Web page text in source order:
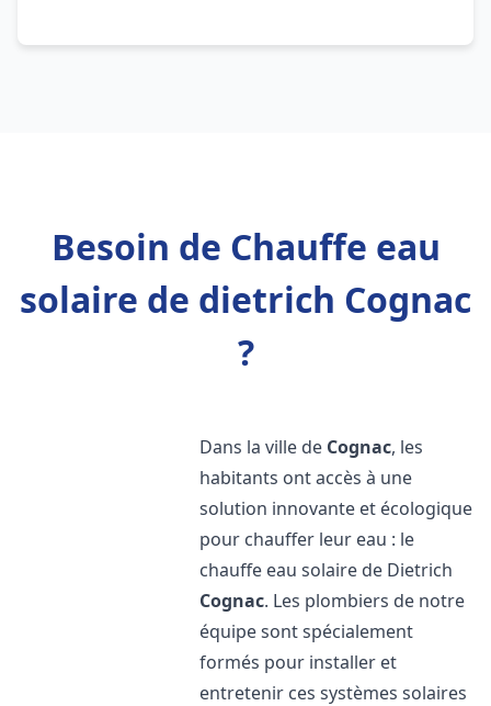
Besoin de Chauffe eau
solaire de dietrich Cognac
?
Dans la ville de Cognac, les
habitants ont accès à une
solution innovante et écologique
pour chauffer leur eau : le
chauffe eau solaire de Dietrich
Cognac. Les plombiers de notre
équipe sont spécialement
formés pour installer et
entretenir ces systèmes solaires